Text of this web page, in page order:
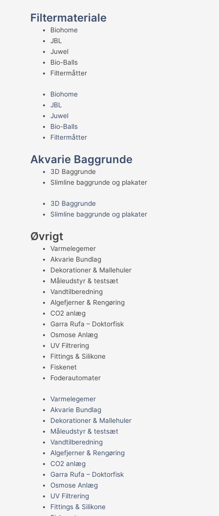
Filtermateriale
Biohome
JBL
Juwel
Bio-Balls
Filtermåtter
Biohome
JBL
Juwel
Bio-Balls
Filtermåtter
Akvarie Baggrunde
3D Baggrunde
Slimline baggrunde og plakater
3D Baggrunde
Slimline baggrunde og plakater
Øvrigt
Varmelegemer
Akvarie Bundlag
Dekorationer & Mallehuler
Måleudstyr & testsæt
Vandtilberedning
Algefjerner & Rengøring
CO2 anlæg
Garra Rufa – Doktorfisk
Osmose Anlæg
UV Filtrering
Fittings & Silikone
Fiskenet
Foderautomater
Varmelegemer
Akvarie Bundlag
Dekorationer & Mallehuler
Måleudstyr & testsæt
Vandtilberedning
Algefjerner & Rengøring
CO2 anlæg
Garra Rufa – Doktorfisk
Osmose Anlæg
UV Filtrering
Fittings & Silikone